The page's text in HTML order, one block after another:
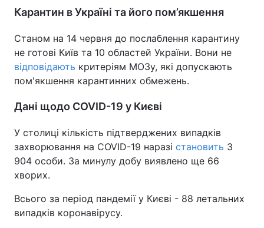
Карантин в Україні та його пом’якшення
Станом на 14 червня до послаблення карантину
не готові Київ та 10 областей України. Вони не
відповідають критеріям МОЗу, які допускають
пом'якшення карантинних обмежень.
Дані щодо COVID-19 у Києві
У столиці кількість підтверджених випадків
захворювання на COVID-19 наразі становить 3
904 особи. За минулу добу виявлено ще 66
хворих.
Всього за період пандемії у Києві - 88 летальних
випадків коронавірусу.